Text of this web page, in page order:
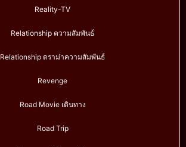
Reality-TV
Relationship ความสัมพันธ์
Relationship ดราม่าความสัมพันธ์
Revenge
Road Movie เดินทาง
Road Trip